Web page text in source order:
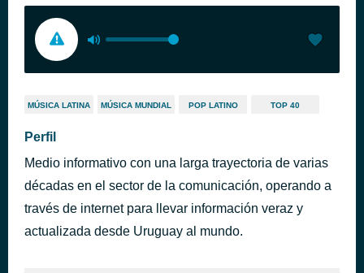
MÚSICA LATINA MÚSICA MUNDIAL POP LATINO TOP 40
Perfil
Medio informativo con una larga trayectoria de varias
décadas en el sector de la comunicación, operando a
través de internet para llevar información veraz y
actualizada desde Uruguay al mundo.